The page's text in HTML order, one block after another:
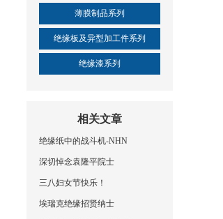
薄膜制品系列
绝缘板及异型加工件系列
绝缘漆系列
相关文章
绝缘纸中的战斗机-NHN
深切悼念袁隆平院士
三八妇女节快乐！
埃瑞克绝缘招贤纳士